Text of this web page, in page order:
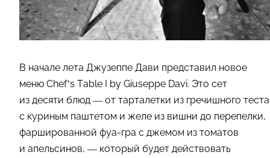
В начале лета Джузеппе Дави представил новое
меню Chef’s Table I by Giuseppe Davi. Это сет
из десяти блюд — от тарталетки из гречишного теста
с куриным паштетом и желе из вишни до перепелки,
фаршированной фуа-гра с джемом из томатов
и апельсинов, — который будет действовать